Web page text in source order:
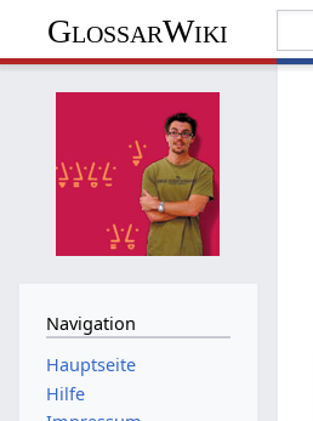
GlossarWiki
Navigation
Hauptseite
Hilfe